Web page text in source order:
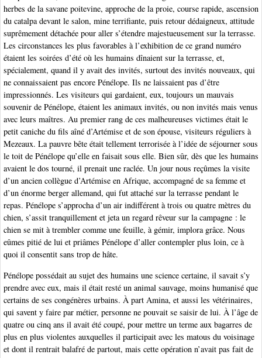
herbes de la savane poitevine, approche de la proie, course rapide, ascension
du catalpa devant le salon, mine terrifiante, puis retour dédaigneux, attitude
suprêmement détachée pour aller s’étendre majestueusement sur la terrasse.
Les circonstances les plus favorables à l’exhibition de ce grand numéro
étaient les soirées d’été où les humains dînaient sur la terrasse, et,
spécialement, quand il y avait des invités, surtout des invités nouveaux, qui
ne connaissaient pas encore Pénélope. Ils ne laissaient pas d’être
impressionnés. Les visiteurs qui gardaient, eux, toujours un mauvais
souvenir de Pénélope, étaient les animaux invités, ou non invités mais venus
avec leurs maîtres. Au premier rang de ces malheureuses victimes était le
petit caniche du fils aîné d’Artémise et de son épouse, visiteurs réguliers à
Mezeaux. La pauvre bête était tellement terrorisée à l’idée de séjourner sous
le toit de Pénélope qu’elle en faisait sous elle. Bien sûr, dès que les humains
avaient le dos tourné, il prenait une raclée. Un jour nous reçûmes la visite
d’un ancien collègue d’Artémise en Afrique, accompagné de sa femme et
d’un énorme berger allemand, qui fut attaché sur la terrasse pendant le
repas. Pénélope s’approcha d’un air indifférent à trois ou quatre mètres du
chien, s’assit tranquillement et jeta un regard rêveur sur la campagne : le
chien se mit à trembler comme une feuille, à gémir, implora grâce. Nous
eûmes pitié de lui et priâmes Pénélope d’aller contempler plus loin, ce à
quoi il consentit sans trop de hâte.
Pénélope possédait au sujet des humains une science certaine, il savait s’y
prendre avec eux, mais il était resté un animal sauvage, moins humanisé que
certains de ses congénères urbains. À part Amina, et aussi les vétérinaires,
qui savent y faire par métier, personne ne pouvait se saisir de lui. À l’âge de
quatre ou cinq ans il avait été coupé, pour mettre un terme aux bagarres de
plus en plus violentes auxquelles il participait avec les matous du voisinage
et dont il rentrait balafré de partout, mais cette opération n’avait pas fait de